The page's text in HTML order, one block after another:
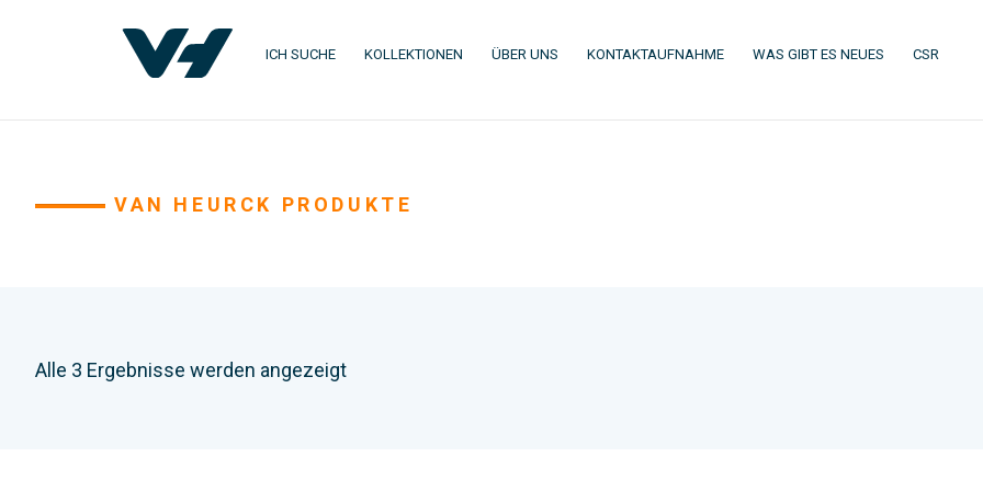
ICH SUCHE KOLLEKTIONEN ÜBER UNS (CURRENT)
KONTAKTAUFNAHME(CURRENT)
WAS GIBT ES NEUES (CURRENT)
CSR
VAN HEURCK PRODUKTE
Alle 3 Ergebnisse werden angezeigt